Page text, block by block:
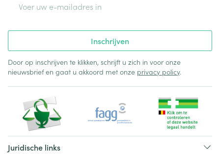
Inschrijven
Door op inschrijven te klikken, schrijft u zich in voor onze
nieuwsbrief en gaat u akkoord met onze privacy policy.
Juridische links